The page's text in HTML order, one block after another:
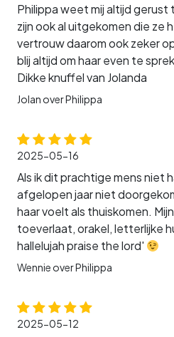
Philippa weet mij altijd gerust
zijn ook al uitgekomen die ze
vertrouw daarom ook zeker
blij altijd om haar even te
Dikke knuffel van Jolanda
Jolan over Philippa
2025-05-16
Als ik dit prachtige mens niet
afgelopen jaar niet
haar voelt als thuiskomen.
toeverlaat, orakel, letterlijke
hallelujah praise the lord'
Wennie over Philippa
2025-05-12